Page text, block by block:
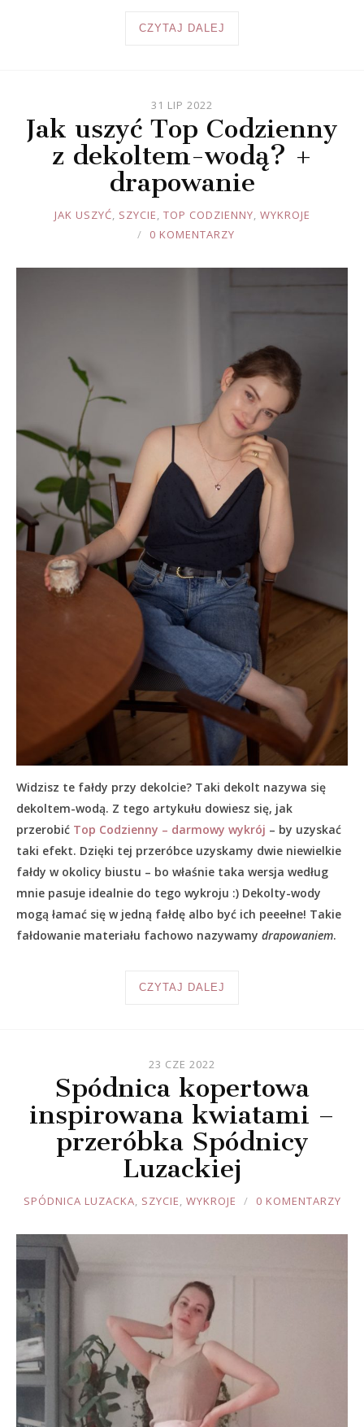
CZYTAJ DALEJ
31 LIP 2022
Jak uszyć Top Codzienny
z dekoltem-wodą? +
drapowanie
JOULE
JAK USZYĆ, SZYCIE, TOP CODZIENNY, WYKROJE
0 KOMENTARZY
Widzisz te fałdy przy dekolcie? Taki dekolt nazywa się
dekoltem-wodą. Z tego artykułu dowiesz się, jak
przerobić Top Codzienny – darmowy wykrój – by uzyskać
taki efekt. Dzięki tej przeróbce uzyskamy dwie niewielkie
fałdy w okolicy biustu – bo właśnie taka wersja według
mnie pasuje idealnie do tego wykroju :) Dekolty-wody
mogą łamać się w jedną fałdę albo być ich peeełne! Takie
fałdowanie materiału fachowo nazywamy drapowaniem.
CZYTAJ DALEJ
23 CZE 2022
Spódnica kopertowa
inspirowana kwiatami –
przeróbka Spódnicy
Luzackiej
JOULE
SPÓDNICA LUZACKA, SZYCIE, WYKROJE 0 KOMENTARZY